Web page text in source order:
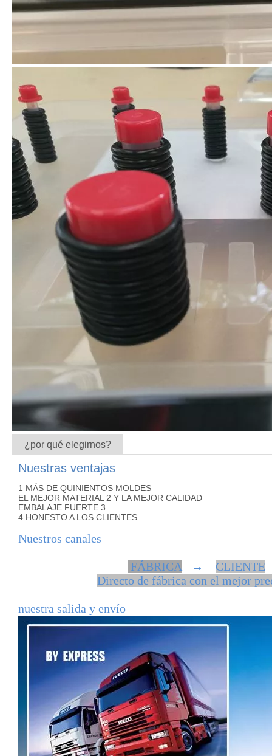
¿por qué elegirnos?
Nuestras ventajas
1 MÁS DE QUINIENTOS MOLDES
EL MEJOR MATERIAL 2 Y LA MEJOR CALIDAD
EMBALAJE FUERTE 3
4 HONESTO A LOS CLIENTES
Nuestros canales
FÁBRICA→ CLIENTE
Directo de fábrica con el mejor
nuestra salida y envío